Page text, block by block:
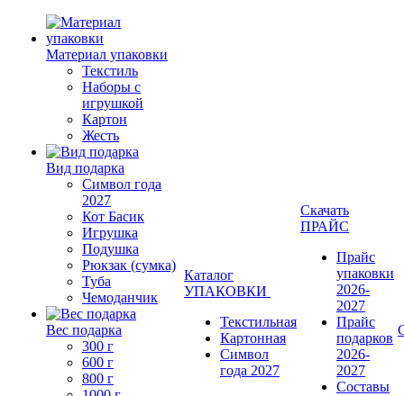
Материал упаковки
Текстиль
Наборы с
игрушкой
Картон
Жесть
Вид подарка
Символ года
2027
Кот Басик
Игрушка
Подушка
Рюкзак (сумка)
Туба
Чемоданчик
Вес подарка
300 г
600 г
800 г
Каталог
УПАКОВКИ
Текстильная
Картонная
Символ
года 2027
Скачать
ПРАЙС
Прайс
упаковки
2026-
2027
Прайс
подарков
2026-
2027
Составы